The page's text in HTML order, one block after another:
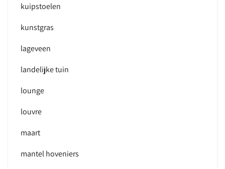
kuipstoelen
kunstgras
lageveen
landelijke tuin
lounge
louvre
maart
mantel hoveniers